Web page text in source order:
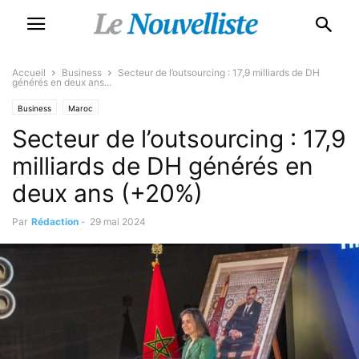
Accueil Business
Secteur de l’outsourcing : 17,9 milliards de DH
générés en deux ans...
Business Maroc
Secteur de l’outsourcing : 17,9
milliards de DH générés en
deux ans (+20%)
Par Rédaction - 29 mai 2024